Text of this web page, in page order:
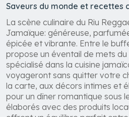
Saveurs du monde et recettes
La scène culinaire du Riu
Jamaïque: généreuse,
épicée et vibrante. Entre le
propose un éventail de mets
spécialisé dans la cuisine
voyageront sans quitter votre
la carte, aux décors intimes et
pour un dîner romantique sous
élaborés avec des produits